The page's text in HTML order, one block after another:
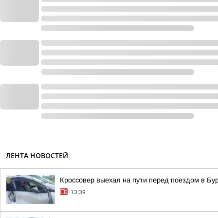
ЛЕНТА НОВОСТЕЙ
Кроссовер выехал на пути перед поездом в
13:39